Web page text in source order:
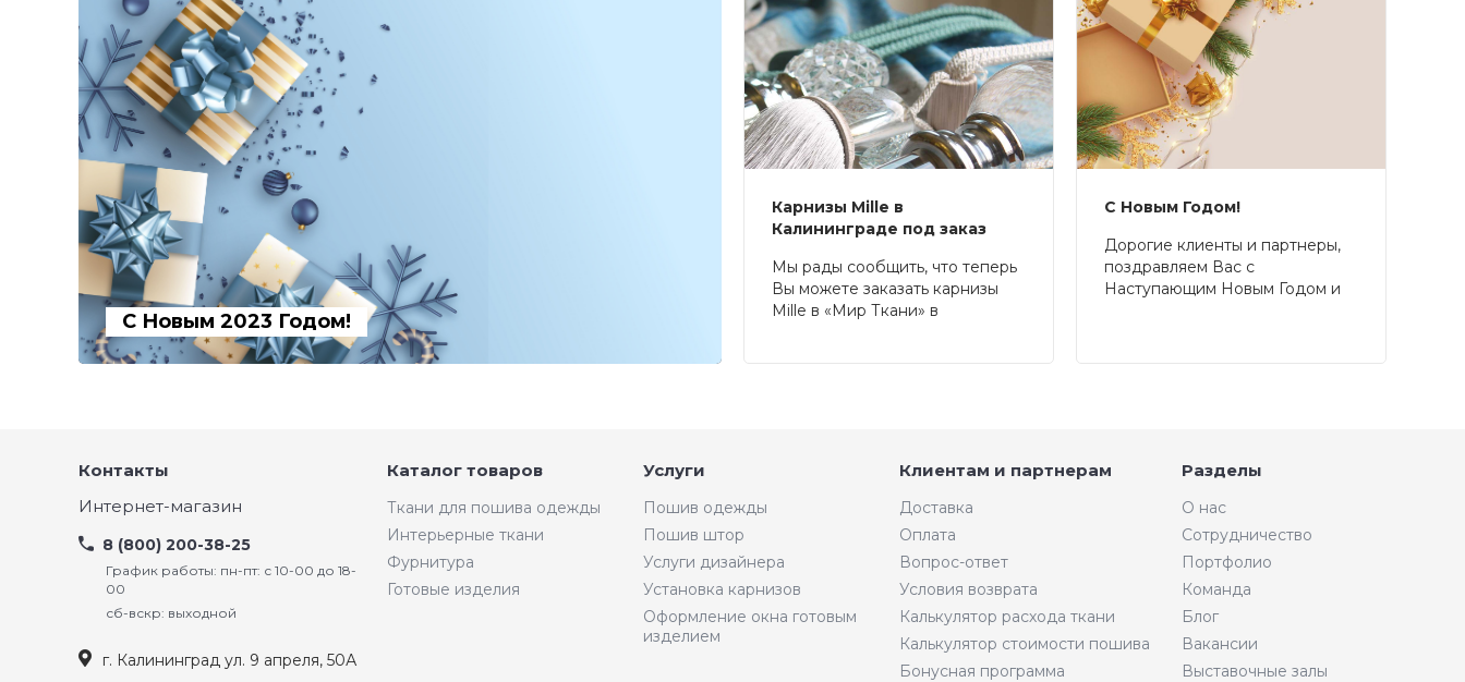
С Новым 2023 Годом!
Карнизы Mille в
Калининграде под заказ
Мы рады сообщить, что теперь
Вы можете заказать карнизы
Mille в «Мир Ткани» в
С Новым Годом!
Дорогие клиенты и партнеры,
поздравляем Вас с
Наступающим Новым Годом и
Контакты
Интернет-магазин
8 (800) 200-38-25
График работы: пн-пт: с 10-00 до 18-
00
сб-вскр: выходной
г. Калининград ул. 9 апреля, 50А
Каталог товаров
Ткани для пошива одежды
Интерьерные ткани
Фурнитура
Готовые изделия
Услуги
Пошив одежды
Пошив штор
Услуги дизайнера
Установка карнизов
Оформление окна готовым
изделием
Клиентам и партнерам
Доставка
Оплата
Вопрос-ответ
Условия возврата
Калькулятор расхода ткани
Калькулятор стоимости пошива
Бонусная программа
Разделы
О нас
Сотрудничество
Портфолио
Команда
Блог
Вакансии
Выставочные залы